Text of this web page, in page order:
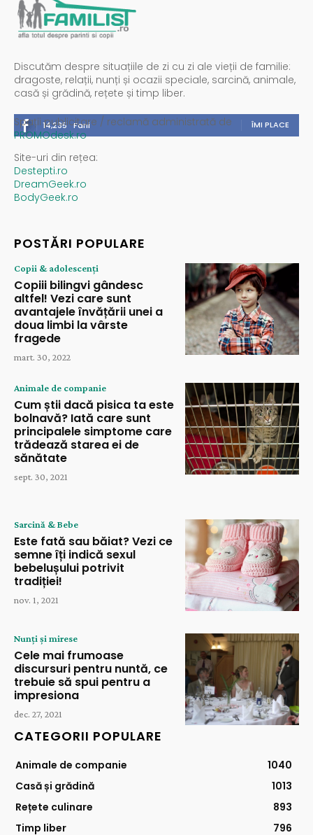
Discutăm despre situațiile de zi cu zi ale vieții de familie:
dragoste, relații, nunți și ocazii speciale, sarcină, animale,
casă și grădină, rețete și timp liber.
14,235 Fani ÎMI PLACE
Spații publicitare / reclamă administrată de
PROMOdesk.ro
Site-uri din rețea:
Destepti.ro
DreamGeek.ro
BodyGeek.ro
POSTĂRI POPULARE
Copii & adolescenți
Copiii bilingvi gândesc
altfel! Vezi care sunt
avantajele învățării unei a
doua limbi la vârste
fragede
mart. 30, 2022
Animale de companie
Cum știi dacă pisica ta este
bolnavă? Iată care sunt
principalele simptome care
trădează starea ei de
sănătate
sept. 30, 2021
Sarcină & Bebe
Este fată sau băiat? Vezi ce
semne îți indică sexul
bebelușului potrivit
tradiției!
nov. 1, 2021
Nunți și mirese
Cele mai frumoase
discursuri pentru nuntă, ce
trebuie să spui pentru a
impresiona
dec. 27, 2021
CATEGORII POPULARE
Animale de companie
1040
Casă și grădină
1013
Rețete culinare
893
Timp liber
796